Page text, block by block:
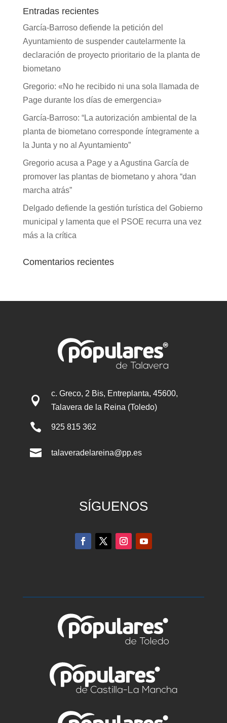
Entradas recientes
García-Barroso defiende la petición del
Ayuntamiento de suspender cautelarmente la
declaración de proyecto prioritario de la planta de
biometano
Gregorio: «No he recibido ni una sola llamada de
Page durante los días de emergencia»
García-Barroso: “La autorización ambiental de la
planta de biometano corresponde íntegramente a
la Junta y no al Ayuntamiento”
Gregorio acusa a Page y a Agustina García de
promover las plantas de biometano y ahora “dan
marcha atrás”
Delgado defiende la gestión turística del Gobierno
municipal y lamenta que el PSOE recurra una vez
más a la crítica
Comentarios recientes

c. Greco, 2 Bis, Entreplanta, 45600,
Talavera de la Reina (Toledo)
 925 815 362
 talaveradelareina@pp.es
SÍGUENOS